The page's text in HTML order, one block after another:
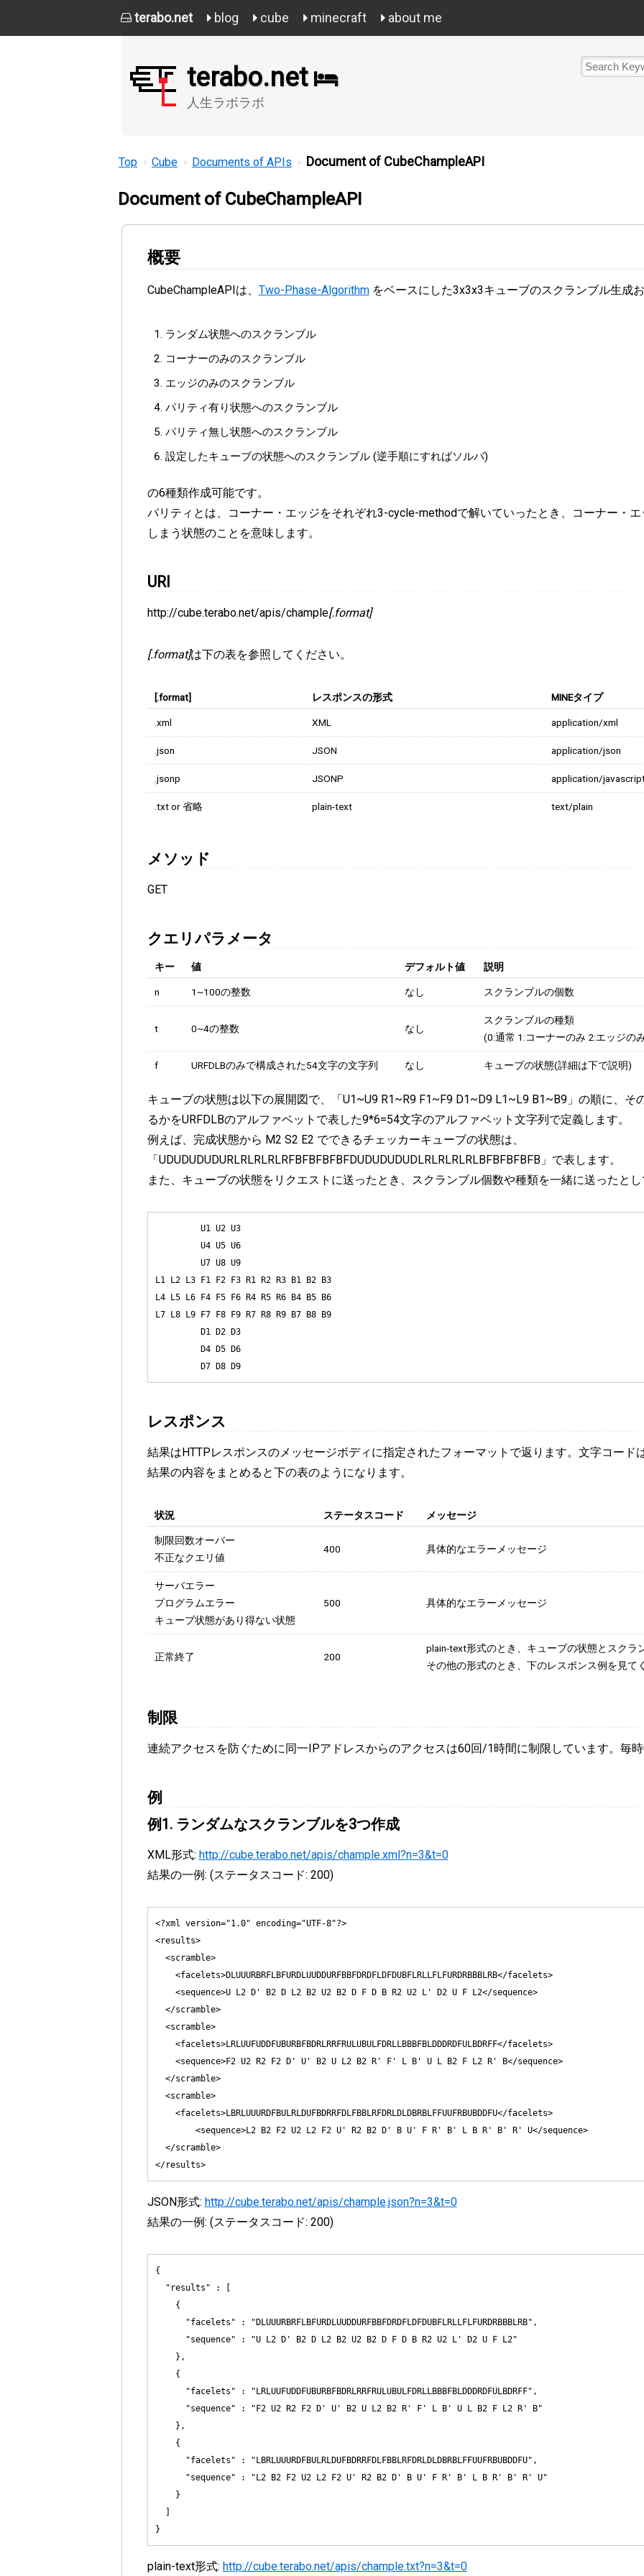
terabo.net blog cube minecraft about me
terabo.net
人生ラボラボ
Top Cube Documents of APIs Document of CubeChampleAPI
Document of CubeChampleAPI
概要
CubeChampleAPIは、 Two-Phase-Algorithmをベースにした3x3x3キューブのスクランブル生成
ランダム状態へのスクランブル
コーナーのみのスクランブル
エッジのみのスクランブル
パリティ有り状態へのスクランブル
パリティ無し状態へのスクランブル
設定したキューブの状態へのスクランブル (逆手順にすればソルバ)
の6種類作成可能です。
パリティとは、コーナー・エッジをそれぞれ3-cycle-methodで解いていったとき、コーナー・
しまう状態のことを意味します。
URI
http://cube.terabo.net/apis/chample[.format]
[.format]は下の表を参照してください。
[.format] レスポンスの形式 MINEタイプ
.xml XML application/xml
.json JSON application/json
.jsonp JSONP application/
.txt or 省略 plain-text text/plain
メソッド
GET
クエリパラメータ
キー 値 デフォルト値 説明
n 1~100の整数 なし スクランブルの個数
t 0~4の整数 なし
スクランブルの種類
(0:通常 1:コーナーのみ 2:エッジの
f URFDLBのみで構成された54文字の文字列 なし キューブの状態(詳細は下で説明)
キューブの状態は以下の展開図で、「U1~U9 R1~R9 F1~F9 D1~D9 L1~L9 B1~B9」の順に、そ
るかをURFDLBのアルファベットで表した9*6=54文字のアルファベット文字列で定義します。
例えば、完成状態から M2 S2 E2 でできるチェッカーキューブの状態は、
「UDUDUDUDURLRLRLRLRFBFBFBFBFDUDUDUDUDLRLRLRLRLBFBFBFBFB」で表します。
また、キューブの状態をリクエストに送ったとき、スクランブル個数や種類を一緒に送ったと
         U1 U2 U3
         U4 U5 U6
         U7 U8 U9
L1 L2 L3 F1 F2 F3 R1 R2 R3 B1 B2 B3
L4 L5 L6 F4 F5 F6 R4 R5 R6 B4 B5 B6
L7 L8 L9 F7 F8 F9 R7 R8 R9 B7 B8 B9
         D1 D2 D3
         D4 D5 D6
         D7 D8 D9
レスポンス
結果はHTTPレスポンスのメッセージボディに指定されたフォーマットで返ります。文字コード
結果の内容をまとめると下の表のようになります。
状況 ステータスコード メッセージ
制限回数オーバー
不正なクエリ値
400 具体的なエラーメッセージ
サーバエラー
プログラムエラー
キューブ状態があり得ない状態
500 具体的なエラーメッセージ
正常終了 200
plain-text形式のとき、キューブの状態とスクラ
その他の形式のとき、下のレスポンス例を見て
制限
連続アクセスを防ぐために同一IPアドレスからのアクセスは60回/1時間に制限しています。毎
例
例1. ランダムなスクランブルを3つ作成
XML形式: http://cube.terabo.net/apis/chample.xml?n=3&t=0
結果の一例: (ステータスコード: 200)
<?xml version="1.0" encoding="UTF-8"?>
<results>
  <scramble>
    <facelets>DLUUURBRFLBFURDLUUDDURFBBFDRDFLDFDUBFLRLLFLFURDRBBBLRB</facelets>
    <sequence>U L2 D' B2 D L2 B2 U2 B2 D F D B R2 U2 L' D2 U F L2</sequence>
  </scramble>
  <scramble>
    <facelets>LRLUUFUDDFUBURBFBDRLRRFRULUBULFDRLLBBBFBLDDDRDFULBDRFF</facelets>
    <sequence>F2 U2 R2 F2 D' U' B2 U L2 B2 R' F' L B' U L B2 F L2 R' B</sequence>
  </scramble>
  <scramble>
    <facelets>LBRLUUURDFBULRLDUFBDRRFDLFBBLRFDRLDLDBRBLFFUUFRBUBDDFU</facelets>
  </scramble>
</results>
JSON形式: http://cube.terabo.net/apis/chample.json?n=3&t=0
結果の一例: (ステータスコード: 200)
{
  "results" : [
    {
      "facelets" : "DLUUURBRFLBFURDLUUDDURFBBFDRDFLDFDUBFLRLLFLFURDRBBBLRB",
      "sequence" : "U L2 D' B2 D L2 B2 U2 B2 D F D B R2 U2 L' D2 U F L2"
    },
    {
      "facelets" : "LRLUUFUDDFUBURBFBDRLRRFRULUBULFDRLLBBBFBLDDDRDFULBDRFF",
      "sequence" : "F2 U2 R2 F2 D' U' B2 U L2 B2 R' F' L B' U L B2 F L2 R' B"
    },
    {
      "facelets" : "LBRLUUURDFBULRLDUFBDRRFDLFBBLRFDRLDLDBRBLFFUUFRBUBDDFU",
      "sequence" : "L2 B2 F2 U2 L2 F2 U' R2 B2 D' B U' F R' B' L B R' B' R' U"
    }
  ]
plain-text形式: http://cube.terabo.net/apis/chample.txt?n=3&t=0